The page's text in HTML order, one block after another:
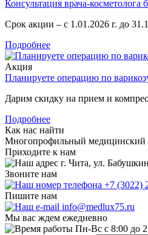
Консультация врача-косметолога
Срок акции – с 1.01.2026 г. до
Подробнее
Акция
Планируете операцию по
Дарим скидку на прием и
Подробнее
Как нас найти
Многопрофильный медицинский
Приходите к нам
г. Чита, ул.
Звоните нам
+7 (3022)
Пишите нам
info@medlux75.ru
Мы вас ждем ежедневно
Пн-Вс с 8:00 до